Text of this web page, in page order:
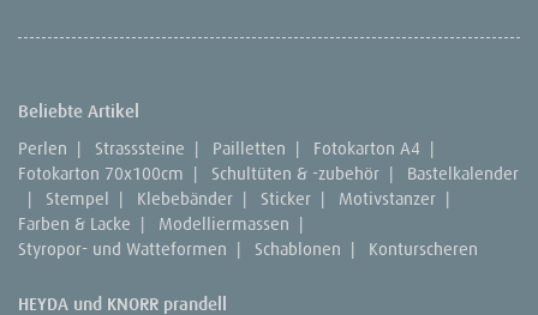
Beliebte Artikel
Perlen | Strasssteine | Pailletten | Fotokarton A4 |
Fotokarton 70x100cm | Schultüten & -zubehör |
Bastelkalender
|
Stempel | Klebebänder | Sticker | Motivstanzer |
Farben & Lacke | Modelliermassen |
Styropor- und Watteformen | Schablonen | Konturscheren
HEYDA und KNORR prandell